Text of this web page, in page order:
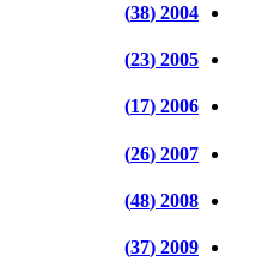
2004 (38)
2005 (23)
2006 (17)
2007 (26)
2008 (48)
2009 (37)